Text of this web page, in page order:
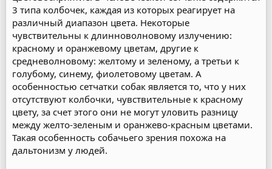
3 типа колбочек, каждая из которых реагирует на
различный диапазон цвета. Некоторые
чувствительны к длинноволновому излучению:
красному и оранжевому цветам, другие к
средневолновому: желтому и зеленому, а третьи к
голубому, синему, фиолетовому цветам. А
особенностью сетчатки собак является то, что у них
отсутствуют колбочки, чувствительные к красному
цвету, за счет этого они не могут уловить разницу
между желто-зеленым и оранжево-красным цветами.
Такая особенность собачьего зрения похожа на
дальтонизм у людей.